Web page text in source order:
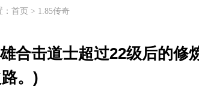
首页 > 1.85传奇
合击道士超过22级后的修
。)